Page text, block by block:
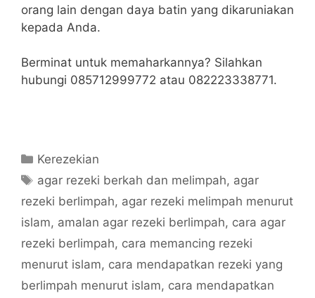
orang lain dengan daya batin yang dikaruniakan
kepada Anda.
Berminat untuk memaharkannya? Silahkan
hubungi 085712999772 atau 082223338771.
Categories
Kerezekian
Tags
agar rezeki berkah dan melimpah, agar
rezeki berlimpah, agar rezeki melimpah menurut
islam, amalan agar rezeki berlimpah, cara agar
rezeki berlimpah, cara memancing rezeki
menurut islam, cara mendapatkan rezeki yang
berlimpah menurut islam, cara mendapatkan